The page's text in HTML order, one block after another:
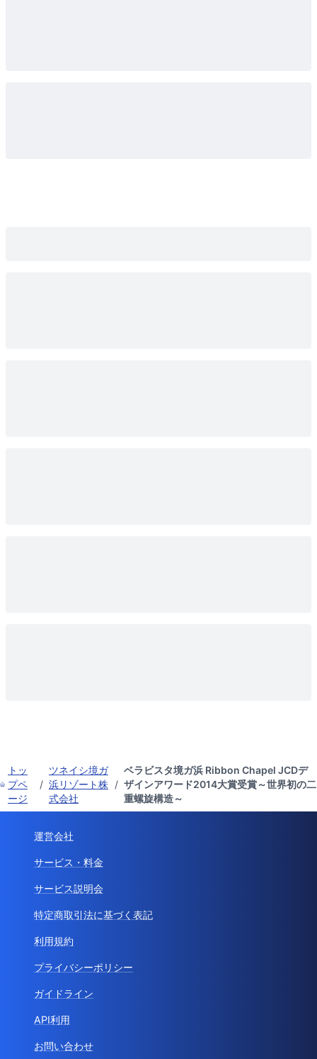
トッ
プペ
ージ
/
ツネイシ境ガ
浜リゾート株
式会社
/
ベラビスタ境ガ浜 Ribbon Chapel JCDデ
ザインアワード2014大賞受賞～世界初の二
重螺旋構造～
運営会社
サービス・料金
サービス説明会
特定商取引法に基づく表記
利用規約
プライバシーポリシー
ガイドライン
API利用
お問い合わせ